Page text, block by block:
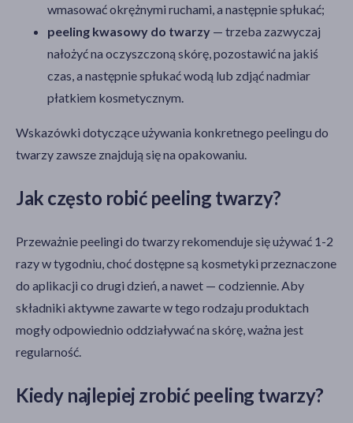
wmasować okrężnymi ruchami, a następnie spłukać;
peeling kwasowy do twarzy — trzeba zazwyczaj
nałożyć na oczyszczoną skórę, pozostawić na jakiś
czas, a następnie spłukać wodą lub zdjąć nadmiar
płatkiem kosmetycznym.
Wskazówki dotyczące używania konkretnego peelingu do
twarzy zawsze znajdują się na opakowaniu.
Jak często robić peeling twarzy?
Przeważnie peelingi do twarzy rekomenduje się używać 1-2
razy w tygodniu, choć dostępne są kosmetyki przeznaczone
do aplikacji co drugi dzień, a nawet — codziennie. Aby
składniki aktywne zawarte w tego rodzaju produktach
mogły odpowiednio oddziaływać na skórę, ważna jest
regularność.
Kiedy najlepiej zrobić peeling twarzy?